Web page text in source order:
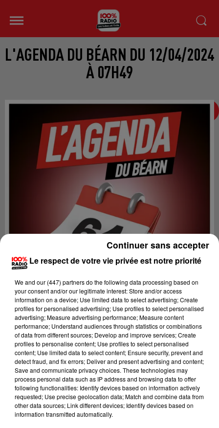
L'AGENDA DU BÉARN DU 12/04/2024
À 07H49
Lecture (1 min 14 sec)
100%
Le respect de votre vie privée est notre priorité
We and our (447) partnersdo the following data processing based on
your consent and/or our legitimate interest: Store and/or access
information on a device; Use limited data to select advertising; Create
profiles for personalised advertising; Use profiles to select personalised
advertising; Measure advertising performance; Measure content
performance; Understand audiences through statistics or combinations
of data from different sources; Develop and improve services; Create
profiles to personalise content; Use profiles to select personalised
content; Use limited data to select content; Ensure security, prevent and
detect fraud, and fix errors; Deliver and present advertising and content;
Save and communicate privacy choices. These technologies may
process personal data such as IP address and browsing data to offer
following functionalities: Identify devices based on information actively
requested; Use precise geolocation data; Match and combine data from
other data sources; Link different devices; Identify devices based on
information transmitted automatically.
Continuer sans accepter